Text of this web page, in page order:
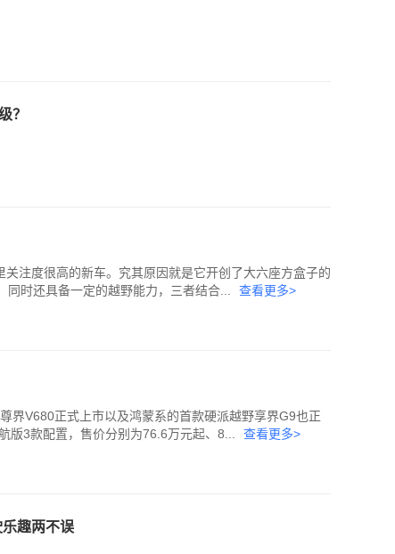
？
注度很高的新车。究其原因就是它开创了大六座方盒子的
时还具备一定的越野能力，三者结合...
查看更多>
界V680正式上市以及鸿蒙系的首款硬派越野享界G9也正
版3款配置，售价分别为76.6万元起、8...
查看更多>
趣两不误